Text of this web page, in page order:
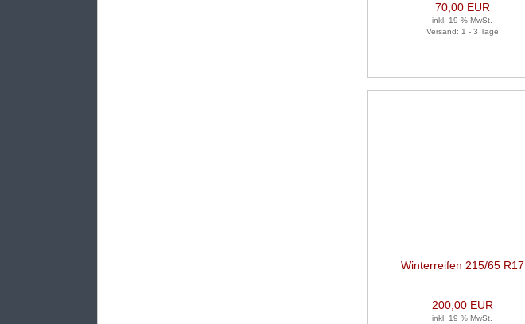
70,00 EUR
inkl. 19 % MwSt.
Versand: 1 - 3 Tage
Winterreifen 215/65 R17
200,00 EUR
inkl. 19 % MwSt.